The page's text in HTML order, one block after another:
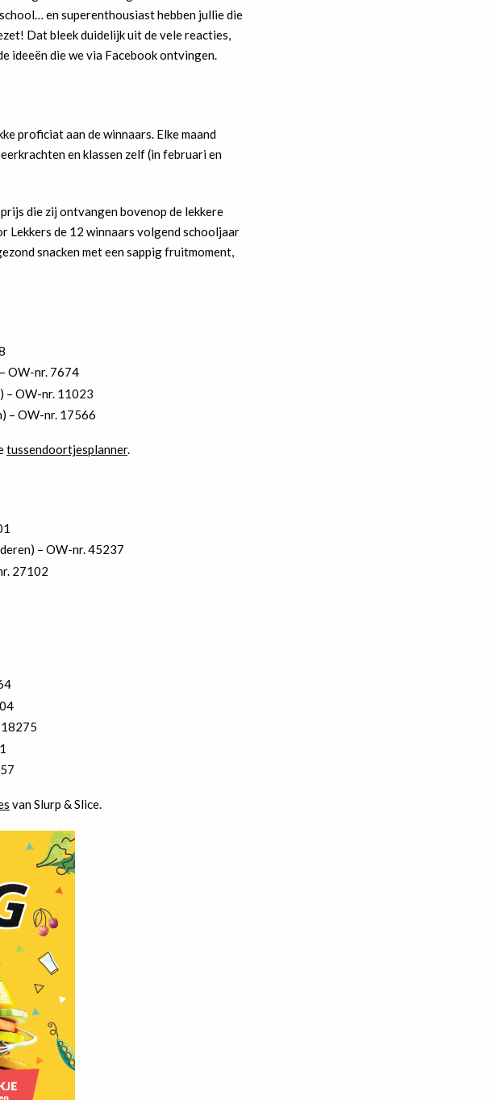
en superenthousiast hebben jullie die
Dat bleek duidelijk uit de vele reacties,
ideeën die we via Facebook ontvingen.
proficiat aan de winnaars. Elke maand
en klassen zelf (in februari en
die zij ontvangen bovenop de lekkere
de 12 winnaars volgend schooljaar
snacken met een sappig fruitmoment,
OW-nr. 7674
– OW-nr. 11023
– OW-nr. 17566
tussendoortjesplanner.
– OW-nr. 45237
27102
18275
van Slurp & Slice.